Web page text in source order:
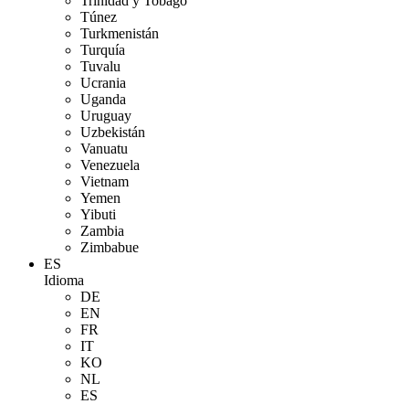
Túnez
Turkmenistán
Turquía
Tuvalu
Ucrania
Uganda
Uruguay
Uzbekistán
Vanuatu
Venezuela
Vietnam
Yemen
Yibuti
Zambia
Zimbabue
ES
Idioma
DE
EN
FR
IT
KO
NL
ES